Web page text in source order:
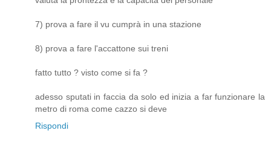
7) prova a fare il vu cumprà in una stazione
8) prova a fare l'accattone sui treni
fatto tutto ? visto come si fa ?
adesso sputati in faccia da solo ed inizia a far funzionare la
metro di roma come cazzo si deve
Rispondi